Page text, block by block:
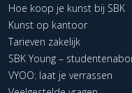
Hoe koop je kunst bij SBK
Kunst op kantoor
Tarieven zakelijk
SBK Young –
VYOO: laat je verrassen